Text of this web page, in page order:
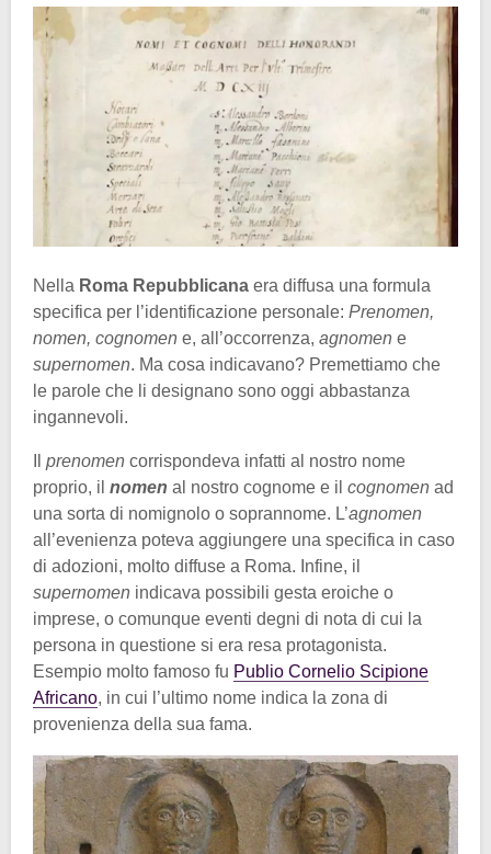
Nella Roma Repubblicana era diffusa una formula
specifica per l’identificazione personale: Prenomen,
nomen, cognomen e, all’occorrenza, agnomen e
supernomen. Ma cosa indicavano? Premettiamo che
le parole che li designano sono oggi abbastanza
ingannevoli.
prenomen corrispondeva infatti al nostro nome
proprio, il nomen al nostro cognome e il cognomen ad
una sorta di nomignolo o soprannome. L’agnomen
all’evenienza poteva aggiungere una specifica in caso
di adozioni, molto diffuse a Roma. Infine, il
supernomen indicava possibili gesta eroiche o
imprese, o comunque eventi degni di nota di cui la
persona in questione si era resa protagonista.
Esempio molto famoso fu Publio Cornelio Scipione
Africano, in cui l’ultimo nome indica la zona di
provenienza della sua fama.